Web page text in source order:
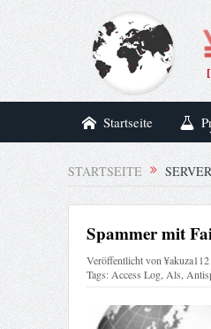
Startseite
STARTSEITE
Spammer mit
Veröffentlicht von¥akuza112
Tags:Access Log,Als,